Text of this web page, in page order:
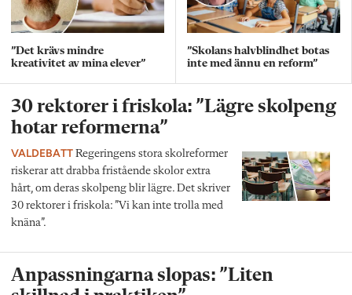
”Det krävs mindre
kreativitet av mina elever”
”Skolans halvblindhet botas
inte med ännu en reform”
30 rektorer i friskola: ”Lägre skolpeng
hotar reformerna”
VALDEBATT Regeringens stora skolreformer
riskerar att drabba fristående skolor extra
hårt, om deras skolpeng blir lägre. Det skriver
30 rektorer i friskola: ”Vi kan inte trolla med
knäna”.
Anpassningarna slopas: ”Liten